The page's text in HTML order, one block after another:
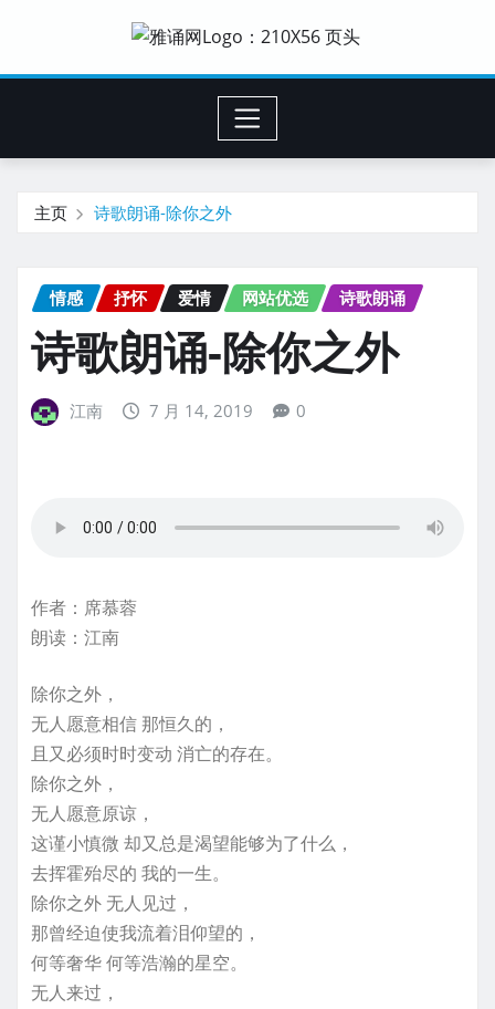
主页 诗歌朗诵-除你之外
情感 抒怀 爱情 网站优选 诗歌朗诵
诗歌朗诵-除你之外
江南 7 月 14, 2019 0
作者：席慕蓉
朗读：江南
除你之外，
无人愿意相信 那恒久的，
且又必须时时变动 消亡的存在。
除你之外，
无人愿意原谅，
这谨小慎微 却又总是渴望能够为了什么，
去挥霍殆尽的 我的一生。
除你之外 无人见过，
那曾经迫使我流着泪仰望的，
何等奢华 何等浩瀚的星空。
无人来过，